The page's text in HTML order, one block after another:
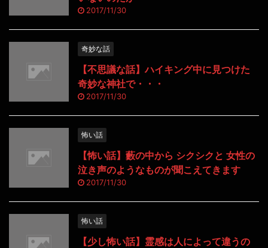
2017/11/30
奇妙な話
【不思議な話】ハイキング中に見つけた
奇妙な神社で・・・
2017/11/30
怖い話
【怖い話】藪の中から シクシクと 女性の
泣き声のようなものが聞こえてきます
2017/11/30
怖い話
【少し怖い話】霊感は人によって違うの